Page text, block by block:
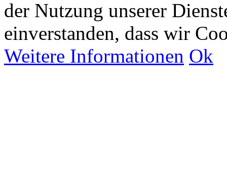
der Nutzung unserer
einverstanden, dass wir
Weitere Informationen Ok